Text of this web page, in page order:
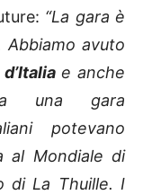
“La gara è
Abbiamo avuto
e anche
una gara
potevano
al Mondiale di
di La Thuille. I